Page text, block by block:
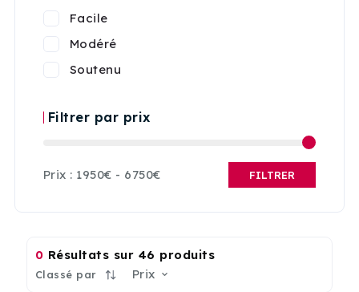
Facile
Modéré
Soutenu
Filtrer par prix
Prix : 1950€ - 6750€ FILTRER
0 Résultats sur 46 produits
Classé par Prix